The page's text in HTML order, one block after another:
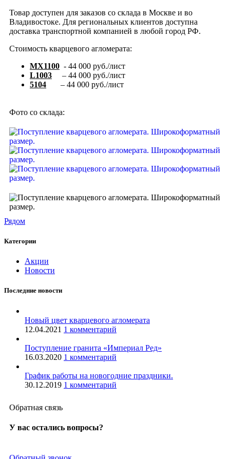
Товар доступен для заказов со склада в Москве и во
Владивостоке. Для региональных клиентов доступна
доставка транспортной компанией в любой город РФ.
Стоимость кварцевого агломерата:
MX1100 - 44 000 руб./лист
L1003
– 44 000 руб./лист
5104
– 44 000 руб./лист
Фото со склада:
Рядом
Категории
Акции
Новости
Последние новости
Новый цвет кварцевого агломерата
12.04.2021 1 комментарий
Поступление гранита «Империал Ред»
16.03.2020 1 комментарий
График работы на новогодние праздники.
30.12.2019 1 комментарий
Обратная связь
У вас остались вопросы?